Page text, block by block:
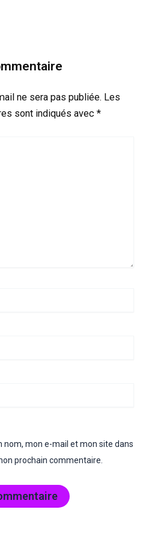
ne sera pas publiée. Les
sont indiqués avec *
nom, mon e-mail et mon site dans
prochain commentaire.